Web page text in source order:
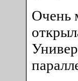
Очень